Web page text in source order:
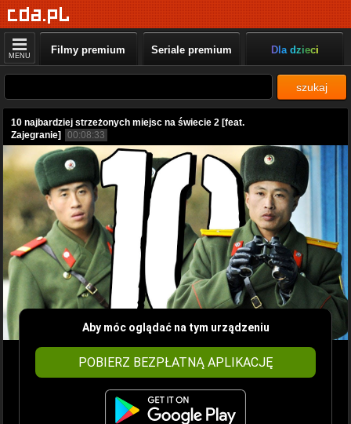
MENU Filmy premium Seriale premium Dla dzieci
szukaj
10 najbardziej strzeżonych miejsc na świecie 2 [feat.
Zajegranie]
00:08:33
Aby móc oglądać na tym urządzeniu
POBIERZ BEZPŁATNĄ APLIKACJĘ